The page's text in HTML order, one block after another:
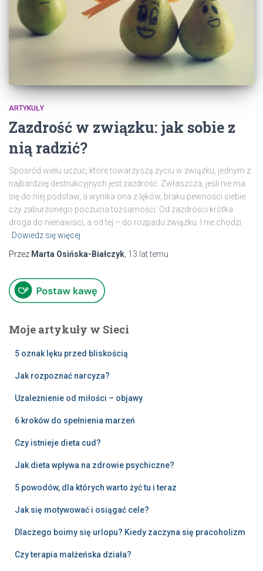
ARTYKUŁY
Zazdrość w związku: jak sobie z
nią radzić?
Spośród wielu uczuć, które towarzyszą życiu w związku, jednym z
najbardziej destrukcyjnych jest zazdrość. Zwłaszcza, jeśli nie ma
się do niej podstaw, a wynika ona z lęków, braku pewności siebie
czy zaburzonego poczucia tożsamości. Od zazdrości krótka
droga do nienawiści, a od tej – do rozpadu związku. I nie chodzi
Dowiedz się więcej
Przez Marta Osińska-Białczyk 13 lattemu
Moje artykuły w Sieci
5 oznak lęku przed bliskością
Jak rozpoznać narcyza?
Uzależnienie od miłości – objawy
6 kroków do spełnienia marzeń
Czy istnieje dieta cud?
Jak dieta wpływa na zdrowie psychiczne?
5 powodów, dla których warto żyć tu i teraz
Jak się motywować i osiągać cele?
Dlaczego boimy się urlopu? Kiedy zaczyna się pracoholizm
Czy terapia małżeńska działa?